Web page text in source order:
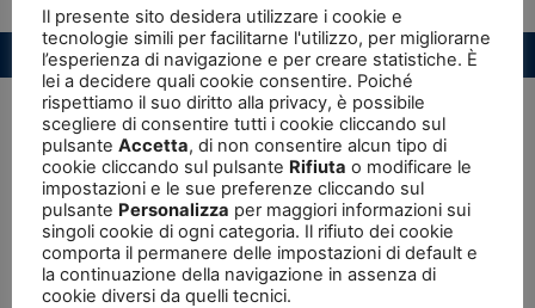
Privacy Policy|Cookie Policy
Il presente sito desidera utilizzare i cookie e
tecnologie simili per facilitarne l'utilizzo, per migliorarne
l’esperienza di navigazione e per creare statistiche. È
lei a decidere quali cookie consentire. Poiché
rispettiamo il suo diritto alla privacy, è possibile
scegliere di consentire tutti i cookie cliccando sul
pulsante Accetta, di non consentire alcun tipo di
cookie cliccando sul pulsante Rifiuta o modificare le
impostazioni e le sue preferenze cliccando sul
pulsante Personalizza per maggiori informazioni sui
singoli cookie di ogni categoria. Il rifiuto dei cookie
comporta il permanere delle impostazioni di default e
la continuazione della navigazione in assenza di
cookie diversi da quelli tecnici.